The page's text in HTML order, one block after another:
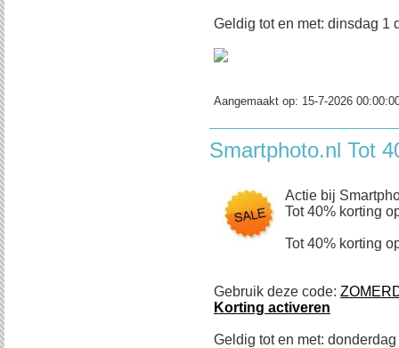
Geldig tot en met: dinsdag 1
Aangemaakt op: 15-7-2026
Smartphoto.nl Tot
Actie bij
Tot 40% korting
Tot 40% korting
Gebruik deze code:
Korting activeren
Geldig tot en met: